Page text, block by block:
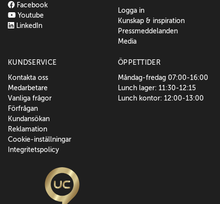
Facebook
Youtube
LinkedIn
Logga in
Kunskap & inspiration
Pressmeddelanden
Media
KUNDSERVICE
Kontakta oss
Medarbetare
Vanliga frågor
Förfrågan
Kundansökan
Reklamation
Cookie-inställningar
Integritetspolicy
ÖPPETTIDER
Måndag-fredag 07:00-16:00
Lunch lager: 11:30-12:15
Lunch kontor: 12:00-13:00